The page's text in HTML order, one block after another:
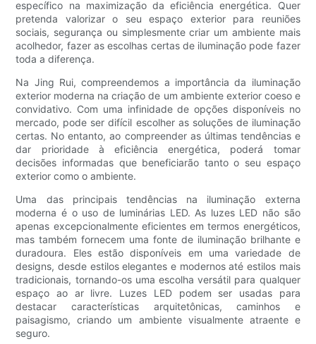
específico na maximização da eficiência energética. Quer
pretenda valorizar o seu espaço exterior para reuniões
sociais, segurança ou simplesmente criar um ambiente mais
acolhedor, fazer as escolhas certas de iluminação pode fazer
toda a diferença.
Na Jing Rui, compreendemos a importância da iluminação
exterior moderna na criação de um ambiente exterior coeso e
convidativo. Com uma infinidade de opções disponíveis no
mercado, pode ser difícil escolher as soluções de iluminação
certas. No entanto, ao compreender as últimas tendências e
dar prioridade à eficiência energética, poderá tomar
decisões informadas que beneficiarão tanto o seu espaço
exterior como o ambiente.
Uma das principais tendências na iluminação externa
moderna é o uso de luminárias LED. As luzes LED não são
apenas excepcionalmente eficientes em termos energéticos,
mas também fornecem uma fonte de iluminação brilhante e
duradoura. Eles estão disponíveis em uma variedade de
designs, desde estilos elegantes e modernos até estilos mais
tradicionais, tornando-os uma escolha versátil para qualquer
espaço ao ar livre. Luzes LED podem ser usadas para
destacar características arquitetônicas, caminhos e
paisagismo, criando um ambiente visualmente atraente e
seguro.